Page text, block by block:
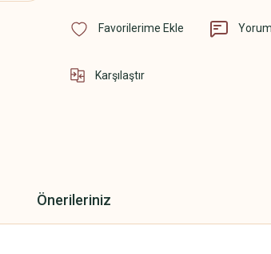
Karşılaştır
Önerileriniz